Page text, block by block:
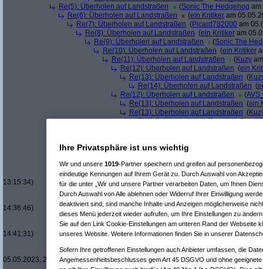
Re(5): Überholen auf Landstraßen
(Sonic The Hedgehog am
Re(6): Überholen auf Landstraßen
(ein Kritiker am
Re(7): Überholen auf Landstraßen (Picard782000 am
Re(8): Überholen auf Landstraßen (ein Kritiker am
Re(9): Überholen auf Landstraßen
(Sonic The
Re(10): Überholen auf Landstraßen (ein Kritiker
Re(11): Überholen auf Landstraßen
(Kuzy
Re(12): Überholen auf Landstraßen (ein
Re(13): Überholen auf Landstraßen (
Re(14): Überholen auf Landstraßen (
Re(12): Überholen auf Landstraßen
(
Re(13): Überholen auf Landstraßen (ein
Re(13): Überholen auf Landstraßen (
Re(14): Überholen auf Landstraßen(
Re(11): Überholen auf Landstraßen
Re(13): Überholen auf Landstraßen(ein
Re(13): Überholen auf Landstraßen(
13:15:34)
Re(14): Überholen auf Landstraßen(
Re(15): Überholen auf Landstraßen
14:36:46)
Re(14): Überholen auf Landstraßen(
Re(15): Überholen auf Landstraßen
14:41:31)
Re(17): Überholen auf
05.05.2023, 20:52:24)
Ihre Privatsphäre ist uns wichtig
Wir und unsere 1019-Partner speichern und greifen auf
eindeutige Kennungen auf Ihrem Gerät zu. Durch Auswahl von
für die unter „Wir und unsere Partner verarbeiten Daten, um Ihnen
Durch Auswahl von Alle ablehnen oder Widerruf Ihrer Einwilligung
deaktiviert sind, sind manche Inhalte und Anzeigen möglicherweise
dieses Menü jederzeit wieder aufrufen, um Ihre Einstellungen zu
Sie auf den Link Cookie-Einstellungen am unteren Rand der Webseite
unseres Website. Weitere Informationen finden Sie in unserer
Sofern Ihre getroffenen Einstellungen auch Anbieter umfassen, die
Angemessenheitsbeschlusses gem Art 45 DSGVO und ohne